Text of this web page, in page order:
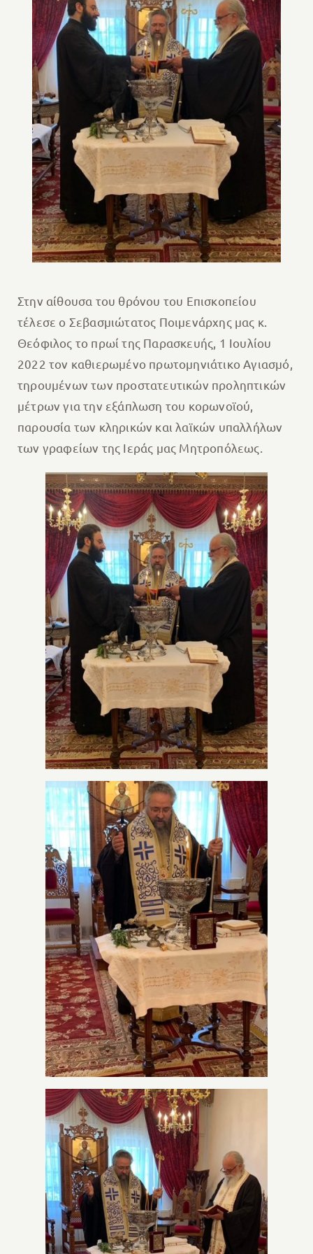
Στην αίθουσα του θρόνου του Επισκοπείου
τέλεσε ο Σεβασμιώτατος Ποιμενάρχης μας κ.
Θεόφιλος το πρωί της Παρασκευής, 1 Ιουλίου
2022 τον καθιερωμένο πρωτομηνιάτικο Αγιασμό,
τηρουμένων των προστατευτικών προληπτικών
μέτρων για την εξάπλωση του κορωνοϊού,
παρουσία των κληρικών και λαϊκών υπαλλήλων
των γραφείων της Ιεράς μας Μητροπόλεως.